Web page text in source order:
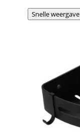
Snelle weergave